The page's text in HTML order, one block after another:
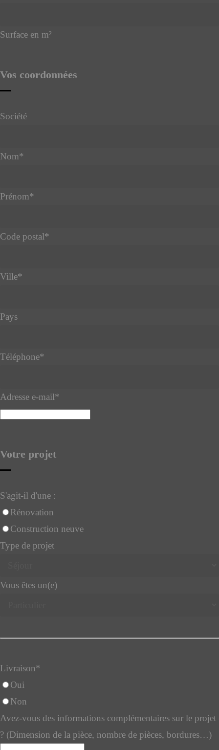
Surface en m²
Vos coordonnées
Société
Nom*
Prénom*
Code postal*
Ville*
Pays
Téléphone*
Adresse e-mail*
Votre projet
S'agit-il d'une :
Rénovation
Construction neuve
Type de projet
Vous êtes un(e)
Livraison*
Oui
Non
Avez-vous des informations complémentaires sur le projet
? (Dimension de la pièce, nombre de pièces, bordures…)